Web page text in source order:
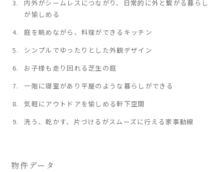
内外がシームレスにつながり、日常的に外と繋がる暮らし
が愉しめる
庭を眺めながら、料理ができるキッチン
シンプルでゆったりとした外観デザイン
お子様も走り回れる芝生の庭
一階に寝室があり平屋のような暮らしができる
気軽にアウトドアを愉しめる軒下空間
洗う、乾かす、片づけるがスムーズに行える家事動線
物件データ